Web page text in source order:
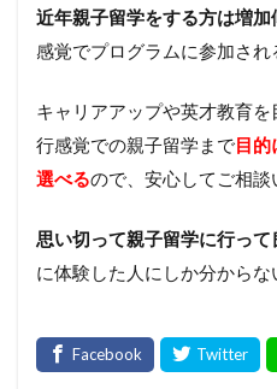
近年親子留学をする方は増加
感覚でプログラムに参加され
キャリアアップや英才教育
行感覚での親子留学まで目
選べるので、安心してご相談
思い切って親子留学に行って
に体験した人にしか分からな